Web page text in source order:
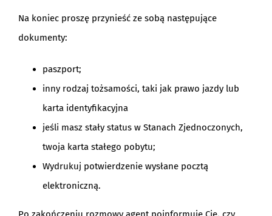
Na koniec proszę przynieść ze sobą następujące
dokumenty:
paszport;
inny rodzaj tożsamości, taki jak prawo jazdy lub
karta identyfikacyjna
jeśli masz stały status w Stanach Zjednoczonych,
twoja karta stałego pobytu;
Wydrukuj potwierdzenie wysłane pocztą
elektroniczną.